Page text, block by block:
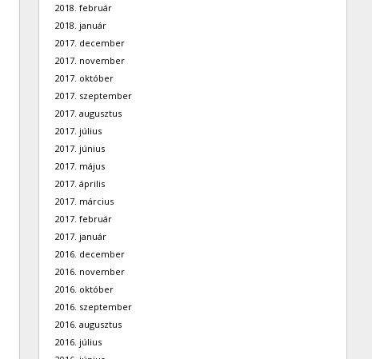
2018. február
2018. január
2017. december
2017. november
2017. október
2017. szeptember
2017. augusztus
2017. július
2017. június
2017. május
2017. április
2017. március
2017. február
2017. január
2016. december
2016. november
2016. október
2016. szeptember
2016. augusztus
2016. július